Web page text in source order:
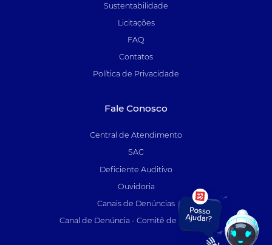
Sustentabilidade
Licitações
FAQ
Contatos
Política de Privacidade
Fale Conosco
Central de Atendimento
SAC
Deficiente Auditivo
Ouvidoria
Canais de Denúncias
Canal de Denúncia - Comitê de Auditoria